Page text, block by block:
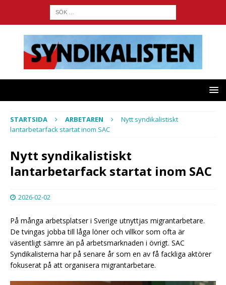
STARTSIDA ARBETAREN
Nytt syndikalistiskt
lantarbetarfack startat inom SAC
Nytt syndikalistiskt
lantarbetarfack startat inom SAC
2026-02-02
På många arbetsplatser i Sverige utnyttjas migrantarbetare.
De tvingas jobba till låga löner och villkor som ofta är
väsentligt sämre än på arbetsmarknaden i övrigt. SAC
Syndikalisterna har på senare år som en av få fackliga aktörer
fokuserat på att organisera migrantarbetare.